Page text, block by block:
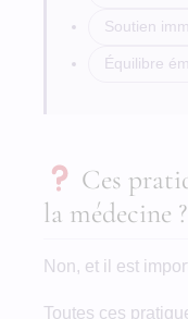
Soutien
Équilibre
Ces
la médecine ?
Non, et il est
Toutes ces